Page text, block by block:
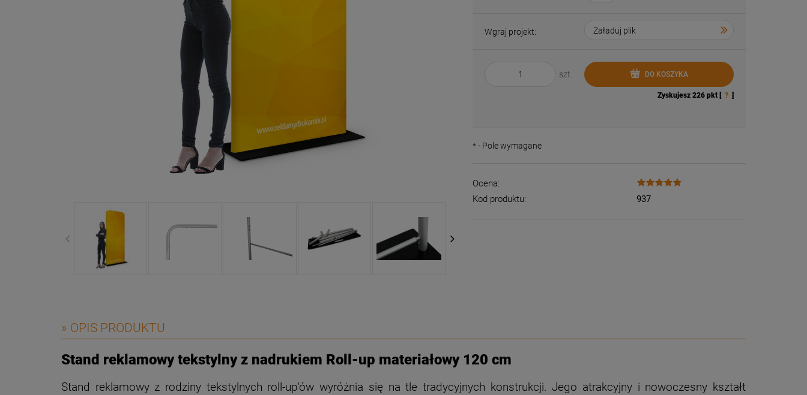
Wgraj projekt:
szt. DO KOSZYKA
Zyskujesz 226pkt [ ? ]
*- Pole wymagane
Ocena:
Kod produktu:
937
» OPIS PRODUKTU
Stand reklamowy tekstylny z nadrukiem Roll-up materiałowy 120 cm
Stand reklamowy z rodziny tekstylnych roll-up'ów wyróżnia się na tle tradycyjnych konstrukcji. Jego atrakcyjny i nowoczesny kształt